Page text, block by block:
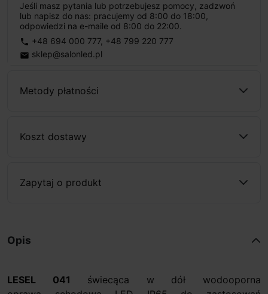
Jeśli masz pytania lub potrzebujesz pomocy, zadzwoń
lub napisz do nas: pracujemy od 8:00 do 18:00,
odpowiedzi na e-maile od 8:00 do 22:00.
phone +48 694 000 777, +48 799 220 777
email sklep@salonled.pl
Metody płatności
Koszt dostawy
Zapytaj o produkt
Opis
LESEL 041 świecąca w dół wodooporna